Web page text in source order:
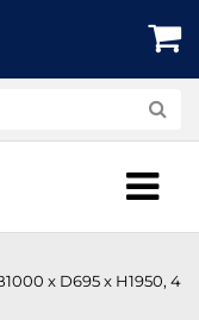
x D695 x H1950, 4